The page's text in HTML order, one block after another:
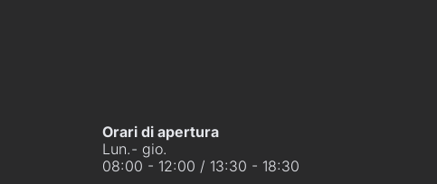
Orari di apertura
Lun.- gio.
08:00 - 12:00 / 13:30 - 18:30